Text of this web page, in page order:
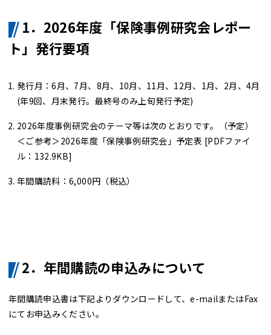
1．2026年度「保険事例研究会レポー
ト」発行要項
発行月：6月、7月、8月、10月、11月、12月、1月、2月、4月
(年9回、月末発行。最終号のみ上旬発行予定)
2026年度事例研究会のテーマ等は次のとおりです。（予定）
＜ご参考＞2026年度「保険事例研究会」予定表 [PDFファイ
ル：132.9KB]
年間購読料：6,000円（税込）
2．年間購読の申込みについて
年間購読申込書は下記よりダウンロードして、e-mailまたはFax
にてお申込みください。